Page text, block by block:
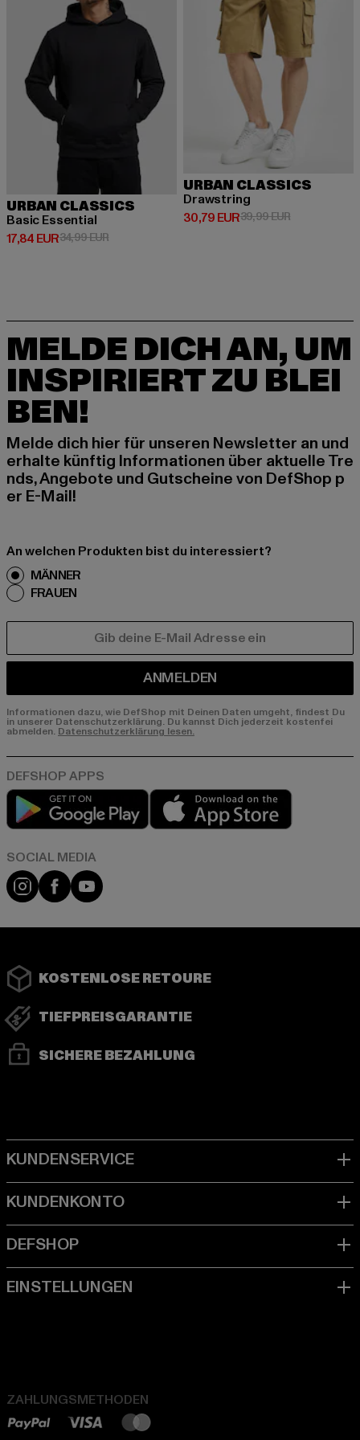
URBAN CLASSICS
Basic Essential
17,84 EUR
Derzeitiger Preis: 17,84 EUR
34,99 EURAktionspreis: 34,99 EUR
URBAN CLASSICS
Drawstring
30,79 EUR
Derzeitiger Preis: 30,79 EUR
39,99 EURAktionspreis:
MELDE DICH AN, UM
INSPIRIERT ZU BLEI
BEN!
Melde dich hier für unseren Newsletter an und
erhalte künftig Informationen über aktuelle Tre
nds, Angebote und Gutscheine von DefShop p
er E-Mail!
An welchen Produkten bist du interessiert?
MÄNNER
FRAUEN
ANMELDEN
Informationen dazu, wie DefShop mit Deinen Daten umgeht, findest Du
in unserer Datenschutzerklärung. Du kannst Dich jederzeit kostenfei
abmelden. Datenschutzerklärung lesen.
Play market
Instagram
FacebookYouTube
KOSTENLOSE RETOURE
TIEFPREISGARANTIE
SICHERE BEZAHLUNG
ZAHLUNGSMETHODEN